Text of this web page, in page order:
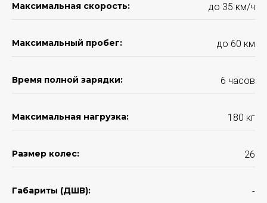
Максимальная скорость: до 35 км/ч
Максимальный пробег: до 60 км
Время полной зарядки: 6 часов
Максимальная нагрузка: 180 кг
Размер колес: 26
Габариты (ДШВ): -